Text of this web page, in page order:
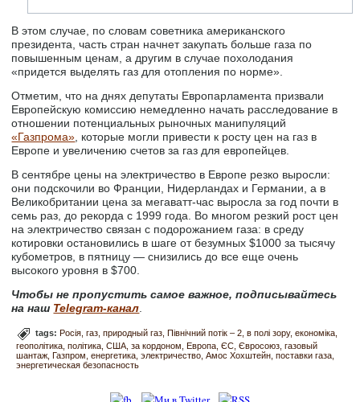
В этом случае, по словам советника американского
президента, часть стран начнет закупать больше газа по
повышенным ценам, а другим в случае похолодания
«придется выделять газ для отопления по норме».
Отметим, что на днях депутаты Европарламента призвали
Европейскую комиссию немедленно начать расследование в
отношении потенциальных рыночных манипуляций
«Газпрома» , которые могли привести к росту цен на газ в
Европе и увеличению счетов за газ для европейцев.
В сентябре цены на электричество в Европе резко выросли:
они подскочили во Франции, Нидерландах и Германии, а в
Великобритании цена за мегаватт-час выросла за год почти в
семь раз, до рекорда с 1999 года. Во многом резкий рост цен
на электричество связан с подорожанием газа: в среду
котировки остановились в шаге от безумных $1000 за тысячу
кубометров, в пятницу — снизились до все еще очень
высокого уровня в $700.
Чтобы не пропустить самое важное, подписывайтесь
на наш Telegram-канал
tags:Росія газ природный газ Північний потік – 2 в полі зору економіка
геополітика політика США за кордоном Европа ЄС Євросоюз газовый
шантаж Газпром енергетика электричество Амос Хохштейн поставки газа
энергетическая безопасность